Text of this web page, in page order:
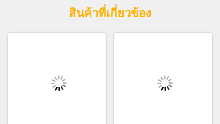
สินค้าที่เกี่ยวข้อง